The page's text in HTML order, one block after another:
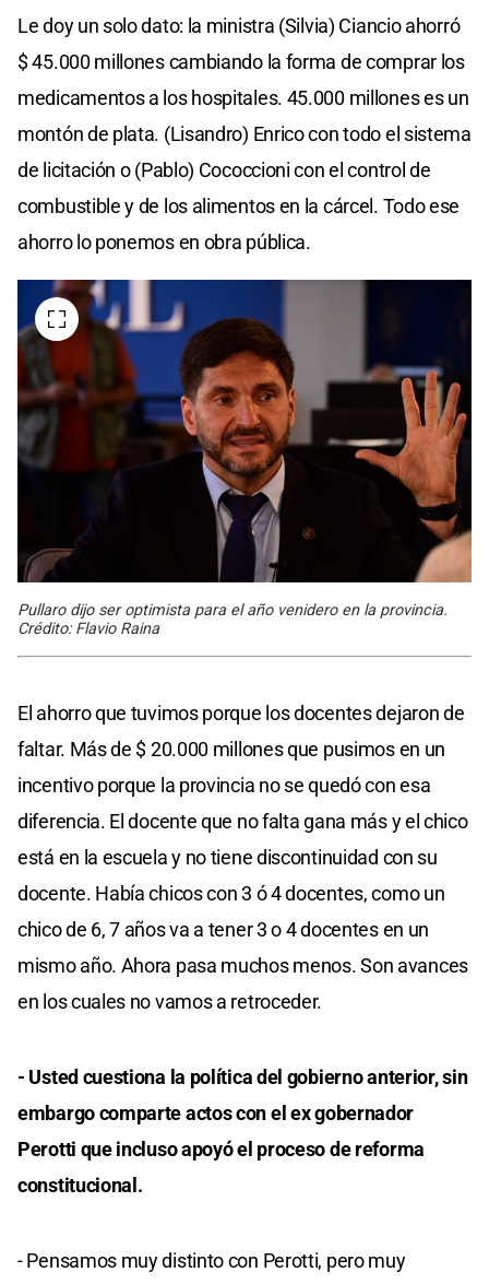
Le doy un solo dato: la ministra (Silvia) Ciancio ahorró
$ 45.000 millones cambiando la forma de comprar los
medicamentos a los hospitales. 45.000 millones es un
montón de plata. (Lisandro) Enrico con todo el sistema
de licitación o (Pablo) Cococcioni con el control de
combustible y de los alimentos en la cárcel. Todo ese
ahorro lo ponemos en obra pública.
Pullaro dijo ser optimista para el año venidero en la provincia.
Crédito: Flavio Raina
El ahorro que tuvimos porque los docentes dejaron de
faltar. Más de $ 20.000 millones que pusimos en un
incentivo porque la provincia no se quedó con esa
diferencia. El docente que no falta gana más y el chico
está en la escuela y no tiene discontinuidad con su
docente. Había chicos con 3 ó 4 docentes, como un
chico de 6, 7 años va a tener 3 o 4 docentes en un
mismo año. Ahora pasa muchos menos. Son avances
en los cuales no vamos a retroceder.
- Usted cuestiona la política del gobierno anterior, sin
embargo comparte actos con el ex gobernador
Perotti que incluso apoyó el proceso de reforma
constitucional.
- Pensamos muy distinto con Perotti, pero muy